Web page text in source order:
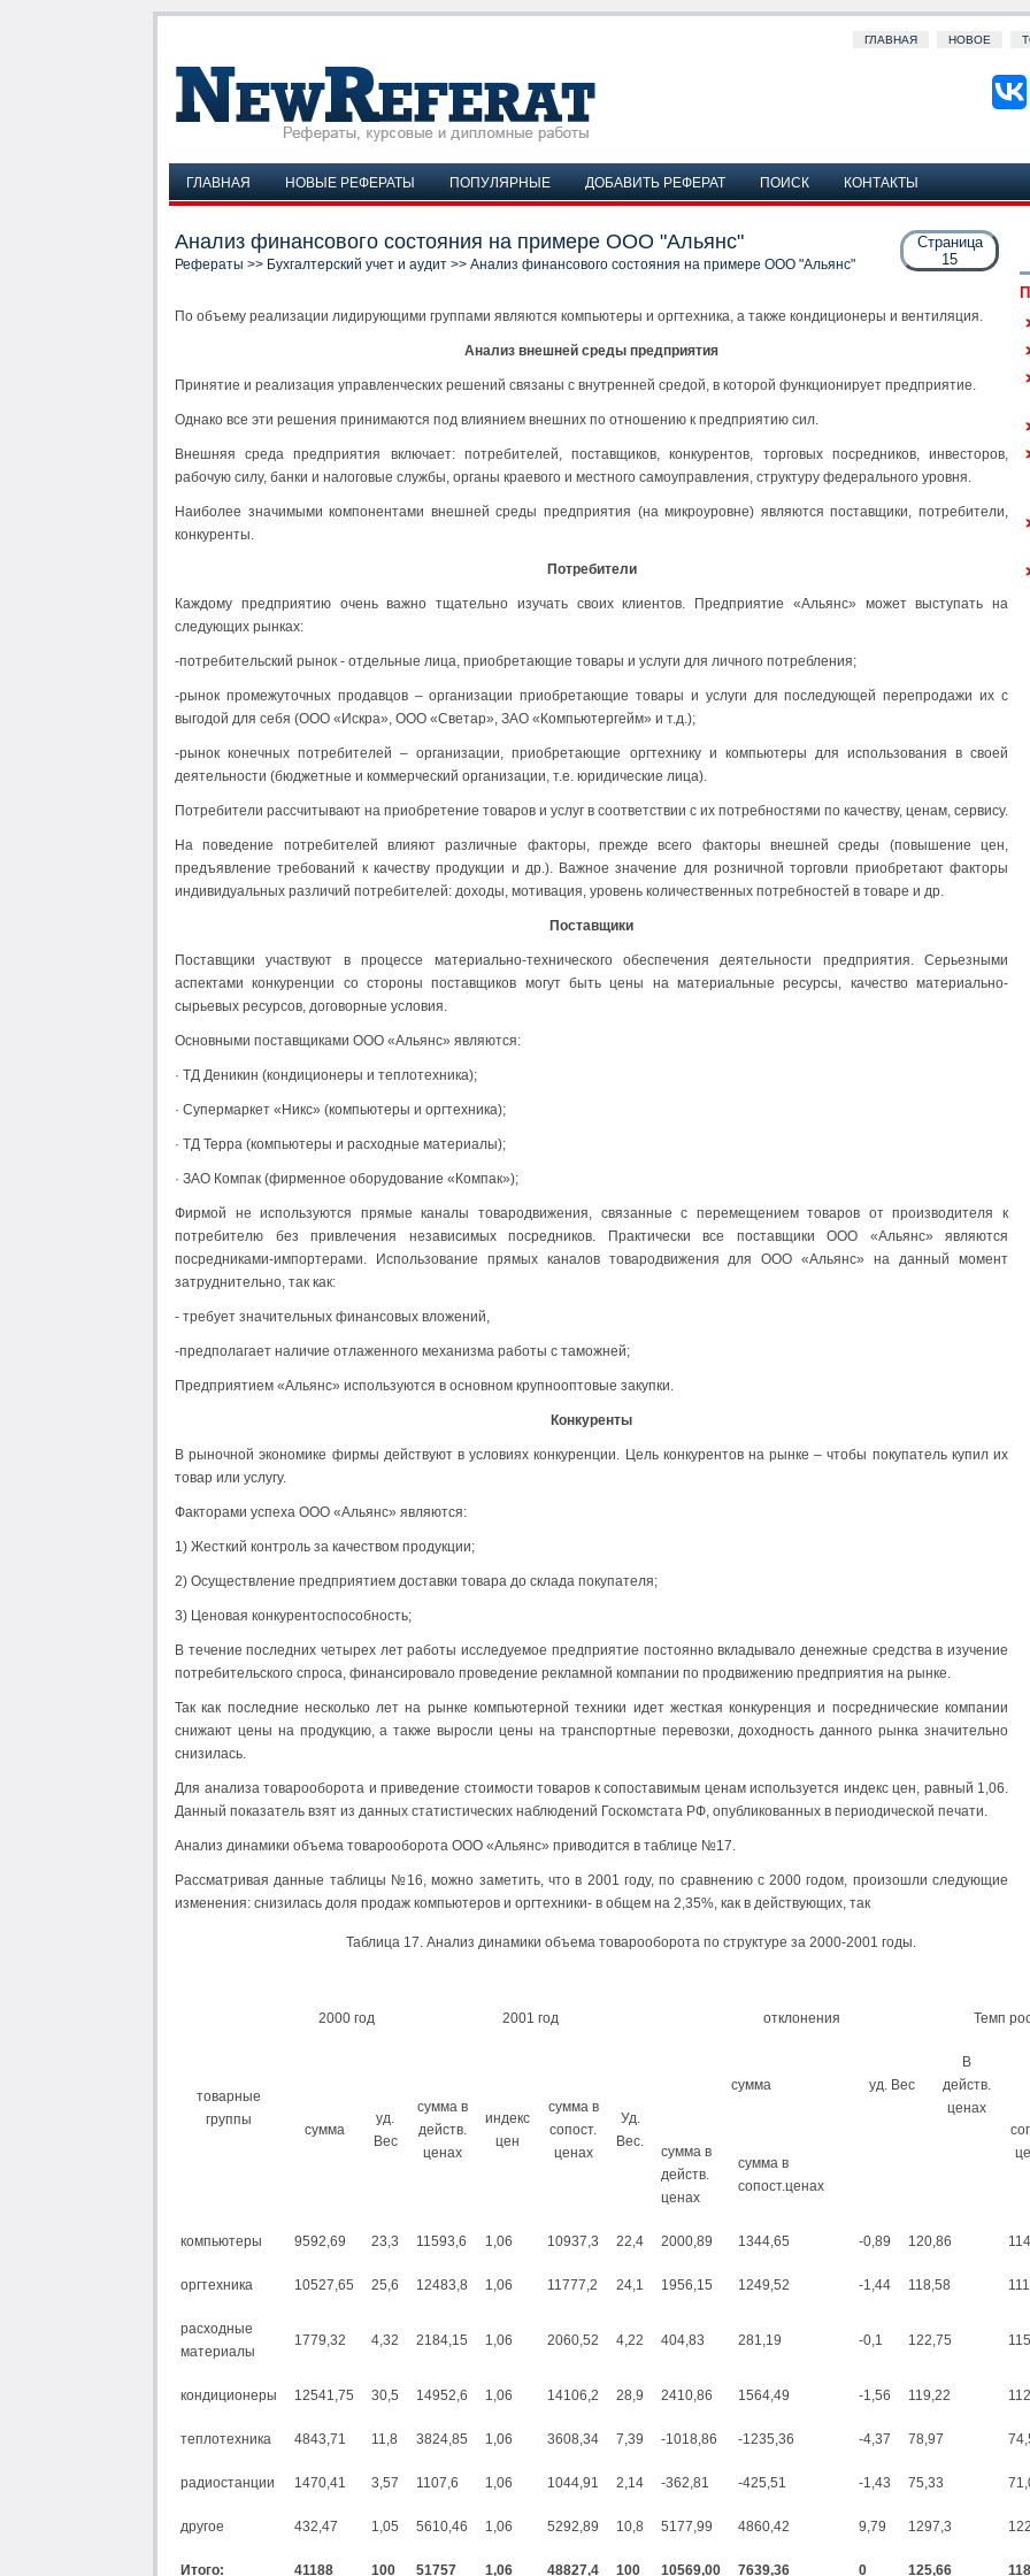
ГЛАВНАЯ НОВОЕ
ГЛАВНАЯ НОВЫЕ РЕФЕРАТЫ ПОПУЛЯРНЫЕ ДОБАВИТЬ РЕФЕРАТ ПОИСК КОНТАКТЫ
Страница
15
Анализ финансового состояния на примере ООО "Альянс"
Рефераты >> Бухгалтерский учет и аудит >> Анализ финансового состояния на примере ООО "Альянс"
По объему реализации лидирующими группами являются компьютеры и оргтехника, а также кондиционеры и вентиляция.
Анализ внешней среды предприятия
Принятие и реализация управленческих решений связаны с внутренней средой, в которой функционирует предприятие.
Однако все эти решения принимаются под влиянием внешних по отношению к предприятию сил.
Внешняя среда предприятия включает: потребителей, поставщиков, конкурентов, торговых посредников, инвесторов,
рабочую силу, банки и налоговые службы, органы краевого и местного самоуправления, структуру федерального уровня.
Наиболее значимыми компонентами внешней среды предприятия (на микроуровне) являются поставщики, потребители,
конкуренты.
Потребители
Каждому предприятию очень важно тщательно изучать своих клиентов. Предприятие «Альянс» может выступать на
следующих рынках:
-потребительский рынок - отдельные лица, приобретающие товары и услуги для личного потребления;
-рынок промежуточных продавцов – организации приобретающие товары и услуги для последующей перепродажи их с
выгодой для себя (ООО «Искра», ООО «Светар», ЗАО «Компьютергейм» и т.д.);
-рынок конечных потребителей – организации, приобретающие оргтехнику и компьютеры для использования в своей
деятельности (бюджетные и коммерческий организации, т.е. юридические лица).
Потребители рассчитывают на приобретение товаров и услуг в соответствии с их потребностями по качеству, ценам, сервису.
На поведение потребителей влияют различные факторы, прежде всего факторы внешней среды (повышение цен,
предъявление требований к качеству продукции и др.). Важное значение для розничной торговли приобретают факторы
индивидуальных различий потребителей: доходы, мотивация, уровень количественных потребностей в товаре и др.
Поставщики
Поставщики участвуют в процессе материально-технического обеспечения деятельности предприятия. Серьезными
аспектами конкуренции со стороны поставщиков могут быть цены на материальные ресурсы, качество материально-
сырьевых ресурсов, договорные условия.
Основными поставщиками ООО «Альянс» являются:
· ТД Деникин (кондиционеры и теплотехника);
· Супермаркет «Никс» (компьютеры и оргтехника);
· ТД Терра (компьютеры и расходные материалы);
· ЗАО Компак (фирменное оборудование «Компак»);
Фирмой не используются прямые каналы товародвижения, связанные с перемещением товаров от производителя к
потребителю без привлечения независимых посредников. Практически все поставщики ООО «Альянс» являются
посредниками-импортерами. Использование прямых каналов товародвижения для ООО «Альянс» на данный момент
затруднительно, так как:
- требует значительных финансовых вложений,
-предполагает наличие отлаженного механизма работы с таможней;
Предприятием «Альянс» используются в основном крупнооптовые закупки.
Конкуренты
В рыночной экономике фирмы действуют в условиях конкуренции. Цель конкурентов на рынке – чтобы покупатель купил их
товар или услугу.
Факторами успеха ООО «Альянс» являются:
1) Жесткий контроль за качеством продукции;
2) Осуществление предприятием доставки товара до склада покупателя;
3) Ценовая конкурентоспособность;
В течение последних четырех лет работы исследуемое предприятие постоянно вкладывало денежные средства в изучение
потребительского спроса, финансировало проведение рекламной компании по продвижению предприятия на рынке.
Так как последние несколько лет на рынке компьютерной техники идет жесткая конкуренция и посреднические компании
снижают цены на продукцию, а также выросли цены на транспортные перевозки, доходность данного рынка значительно
снизилась.
Для анализа товарооборота и приведение стоимости товаров к сопоставимым ценам используется индекс цен, равный 1,06.
Данный показатель взят из данных статистических наблюдений Госкомстата РФ, опубликованных в периодической печати.
Анализ динамики объема товарооборота ООО «Альянс» приводится в таблице №17.
Рассматривая данные таблицы №16, можно заметить, что в 2001 году, по сравнению с 2000 годом, произошли следующие
изменения: снизилась доля продаж компьютеров и оргтехники- в общем на 2,35%, как в действующих, так
Таблица 17. Анализ динамики объема товарооборота по структуре за 2000-2001 годы.
товарные
группы
2000 год 2001 год отклонения Темп
сумма
уд.
Вес
сумма в
действ.
ценах
индекс
цен
сумма в
сопост.
ценах
Уд.
Вес.
сумма уд. Вес
В
действ.
ценах
сумма в
действ.
ценах
сумма в
сопост.ценах
компьютеры 9592,69 23,3 11593,6 1,06 10937,3 22,4 2000,89 1344,65 -0,89 120,86
оргтехника 10527,65 25,6 12483,8 1,06 11777,2 24,1 1956,15 1249,52 -1,44 118,58
расходные
материалы
1779,32 4,32 2184,15 1,06 2060,52 4,22 404,83 281,19 -0,1 122,75
кондиционеры 12541,75 30,5 14952,6 1,06 14106,2 28,9 2410,86 1564,49 -1,56 119,22
теплотехника 4843,71 11,8 3824,85 1,06 3608,34 7,39 -1018,86 -1235,36 -4,37 78,97
радиостанции 1470,41 3,57 1107,6 1,06 1044,91 2,14 -362,81 -425,51 -1,43 75,33
другое 432,47 1,05 5610,46 1,06 5292,89 10,8 5177,99 4860,42 9,79 1297,3
Итого: 41188 100 51757 1,06 48827,4 100 10569,00 7639,36 0 125,66